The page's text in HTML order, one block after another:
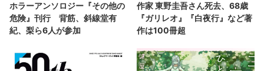
ホラーアンソロジー『その他の
危険』刊行 背筋、斜線堂有
紀、梨ら6人が参加
作家 東野圭吾さん死去、68歳
『ガリレオ』『白夜行』など著
作は100冊超